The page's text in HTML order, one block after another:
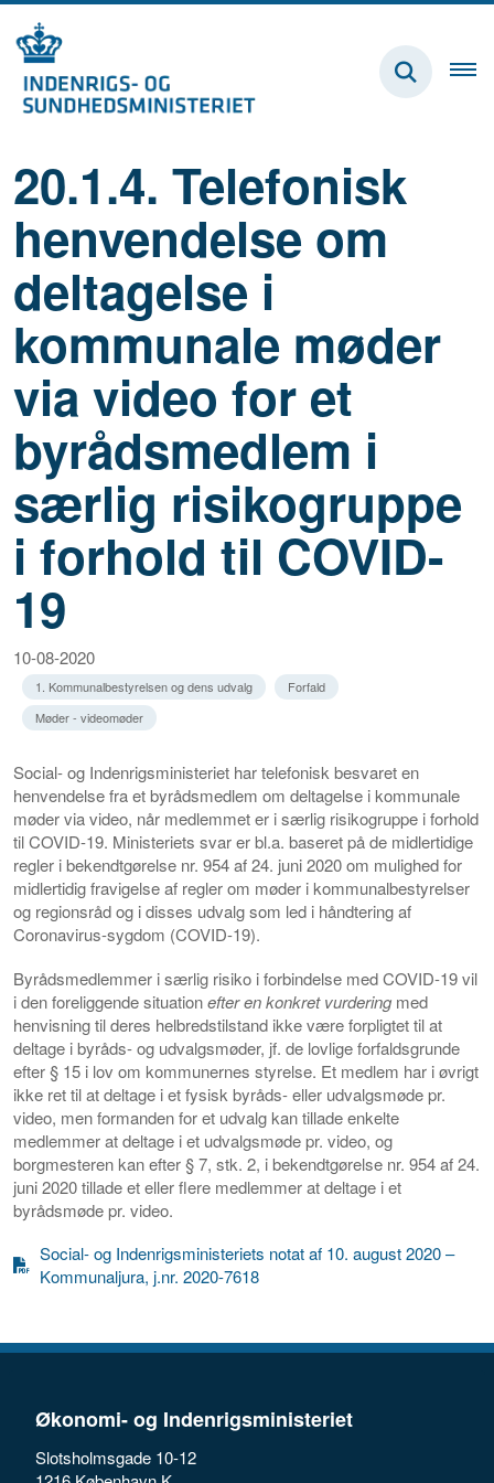
20.1.4. Telefonisk
henvendelse om
deltagelse i
kommunale møder
via video for et
byrådsmedlem i
særlig risikogruppe
i forhold til COVID-
19
10-08-2020
1. Kommunalbestyrelsen og dens udvalg
Forfald
Møder - videomøder
Social- og Indenrigsministeriet har telefonisk besvaret en
henvendelse fra et byrådsmedlem om deltagelse i kommunale
møder via video, når medlemmet er i særlig risikogruppe i forhold
til COVID-19. Ministeriets svar er bl.a. baseret på de midlertidige
regler i bekendtgørelse nr. 954 af 24. juni 2020 om mulighed for
midlertidig fravigelse af regler om møder i kommunalbestyrelser
og regionsråd og i disses udvalg som led i håndtering af
Coronavirus-sygdom (COVID-19).
Byrådsmedlemmer i særlig risiko i forbindelse med COVID-19 vil
i den foreliggende situationefter en konkret vurdering med
henvisning til deres helbredstilstand ikke være forpligtet til at
deltage i byråds- og udvalgsmøder, jf. de lovlige forfaldsgrunde
efter § 15 i lov om kommunernes styrelse. Et medlem har i øvrigt
ikke ret til at deltage i et fysisk byråds- eller udvalgsmøde pr.
video, men formanden for et udvalg kan tillade enkelte
medlemmer at deltage i et udvalgsmøde pr. video, og
borgmesteren kan efter § 7, stk. 2, i bekendtgørelse nr. 954 af 24.
juni 2020 tillade et eller flere medlemmer at deltage i et
byrådsmøde pr. video.
Social- og Indenrigsministeriets notat af 10. august 2020 –
Kommunaljura, j.nr. 2020-7618
Økonomi- og Indenrigsministeriet
Slotsholmsgade 10-12